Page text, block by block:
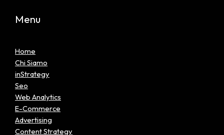
Menu
Home
Chi Siamo
inStrategy
Seo
Web Analytics
E-Commerce
Advertising
Content Strategy